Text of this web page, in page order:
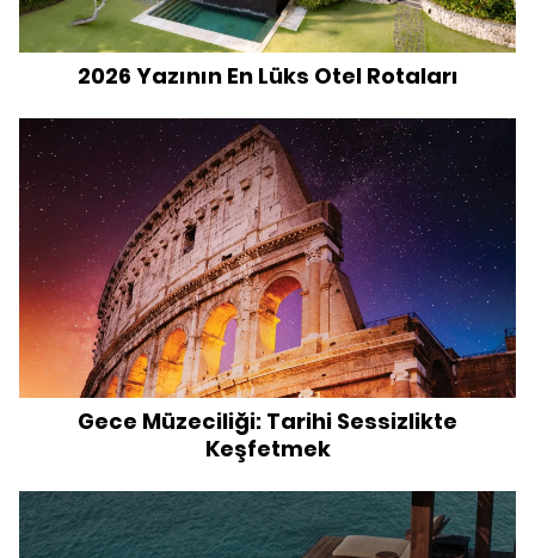
2026 Yazının En Lüks Otel Rotaları
Gece Müzeciliği: Tarihi Sessizlikte
Keşfetmek